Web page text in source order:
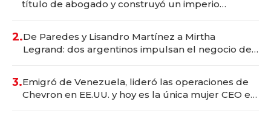
título de abogado y construyó un imperio
2.De Paredes y Lisandro Martínez a Mirtha
Legrand: dos argentinos impulsan el negocio del
3.Emigró de Venezuela, lideró las operaciones de
Chevron en EE.UU. y hoy es la única mujer CEO en